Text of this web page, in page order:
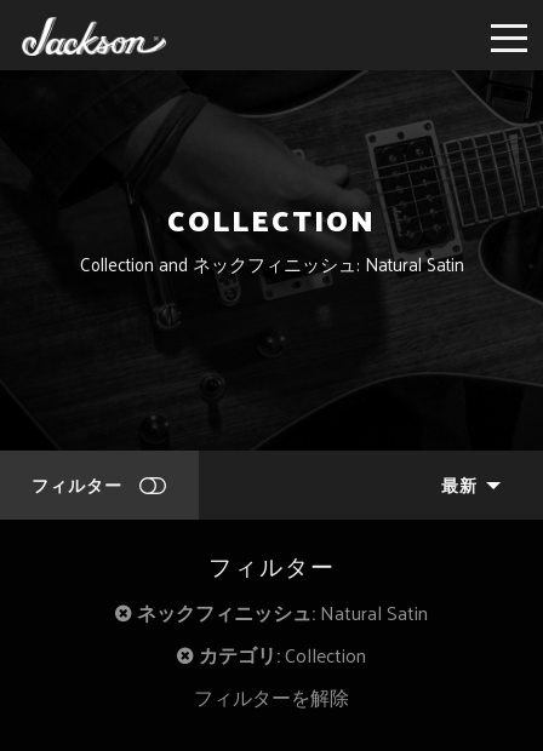
COLLECTION
Collection and ネックフィニッシュ: Natural Satin
フィルター 最新
フィルター
ネックフィニッシュ:Natural Satin
カテゴリ:Collection
フィルターを解除